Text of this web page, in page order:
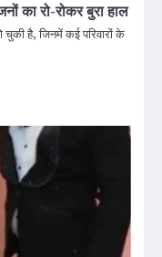
का रो-रोकर बुरा हाल
है, जिनमें कई परिवारों के